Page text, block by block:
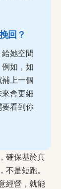
回？
她空間
如，如
上一個
會更細
看到你
確保基於真
是短跑。
經營，就能